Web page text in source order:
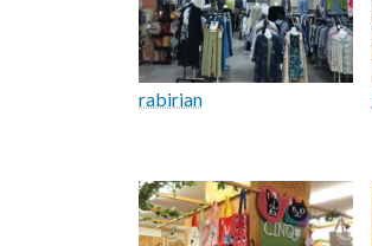
rabirian